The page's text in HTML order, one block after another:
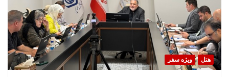
هتل ویژه سفر